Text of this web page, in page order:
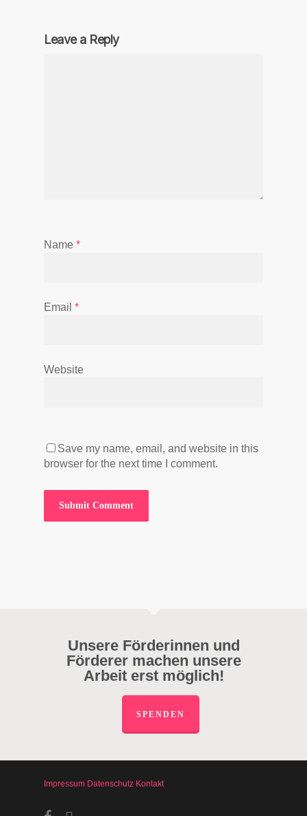
Leave a Reply
Name *
Email *
Website
Save my name, email, and website in this
browser for the next time I comment.
Unsere Förderinnen und
Förderer machen unsere
Arbeit erst möglich!
SPENDEN
Impressum Datenschutz Kontakt